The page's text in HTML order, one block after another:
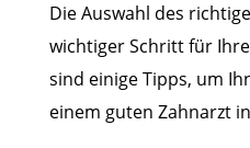
Die Auswahl des
wichtiger Schritt für
sind einige Tipps, um
einem guten Zahnarzt